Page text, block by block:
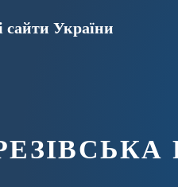
сайти України